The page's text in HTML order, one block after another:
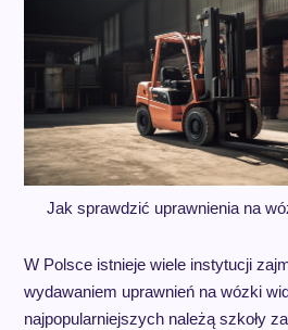
Jak sprawdzić uprawnienia na
W Polsce istnieje wiele instytucji
wydawaniem uprawnień na wózki
najpopularniejszych należą szkoły